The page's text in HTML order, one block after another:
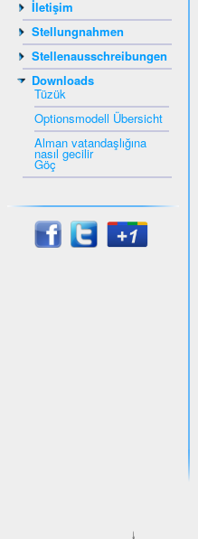
İletişim
Stellungnahmen
Stellenausschreibungen
Downloads
Tüzük
Optionsmodell Übersicht
Alman vatandaşlığına
nasıl gecilir
Göç